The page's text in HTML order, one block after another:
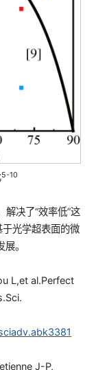
5-10
决了“效率低”这
于光学超表面的微
。
L,et al.Perfect
Sci.
J-P,